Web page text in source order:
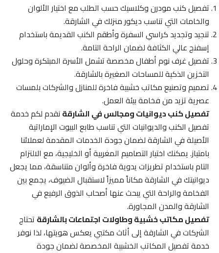
تفصيل كنب مودرن وكلاسيك حسب الطلب مع اختيار الألوان
والخامات التي تناسب ديكور منزلك في الشارقة.
تنجيد وتجديد كراسي السفرة وأطقم الكنب القديمة باستخدام
إسفنج عالي الكثافة لضمان الراحة التامة.
تفصيل غرف نوم أطفال مخصصة تشمل الأسرة المبتكرة وحلول
التخزين الذكية للمساحات الصغيرة بالشارقة.
تصميم وتصنيع مكاتب خشبية فاخرة للمنازل والشركات بلمسات
عصرية تزيد من فخامة بيئة العمل.
تفصيل كنب ديوانيات ومجالس في الشارقةنقدم لكم خدمة
تفصيل الكنب والديوانيات التي تناسب طابع البيوت الإماراتية
الأصيلة في الشارقة لضمان جودة الخدمات المقدمة لعملائنا
بامتياز. يمكنك اختيار التصاميم المغربية أو الخليجية، مع الالتزام
التام باستخدام تطريزات يدوية فاخرة وألوان متناسقة، مما يجعل
ديوانيتك في الشارقة مكاناً مميزاً لاستقبال الضيوف، يجمع بين
الفخامة والراحة التي يبحث عنها أصحاب الذوق الرفيع في
الشارقة والمدن المجاورة.
تفصيل مكاتب خشبية وطاولات اجتماعات بالشارقةتحتاج
الشركات في الشارقة إلى أثاث مكتبي يعكس هويتها، لذا نوفر
خدمة تفصيل المكاتب الخشبية المخصصة لضمان جودة